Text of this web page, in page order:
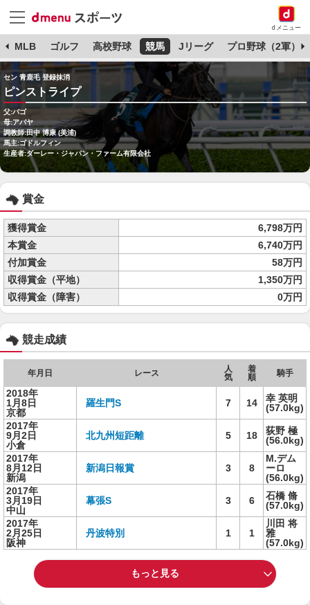
dメニュー
MLB ゴルフ 高校野球 競馬 Jリーグ プロ野球（2軍）
セン 青鹿毛 登録抹消
ピンストライプ
父:バゴ
母:アバヤ
調教師:田中 博康 (美浦)
馬主:ゴドルフィン
生産者:ダーレー・ジャパン・ファーム有限会社
賞金
獲得賞金
6,798万円
本賞金
6,740万円
付加賞金
58万円
収得賞金（平地）
1,350万円
収得賞金（障害）
0万円
競走成績
年月日 レース
人
気
着
順
騎手
2018年
1月8日
京都
羅生門S 7 14
幸 英明
(57.0kg)
2017年
9月2日
小倉
北九州短距離 5 18
荻野 極
(56.0kg)
2017年
8月12日
新潟
新潟日報賞 3 8
M.デム
ーロ
(56.0kg)
2017年
3月19日
中山
幕張S 3 6
石橋 脩
(57.0kg)
2017年
2月25日
阪神
丹波特別 1 1
川田 将
雅
(57.0kg)
もっと見る